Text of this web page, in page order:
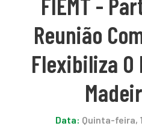
Reunião
Flexibiliza O
Data: Quinta-feira,